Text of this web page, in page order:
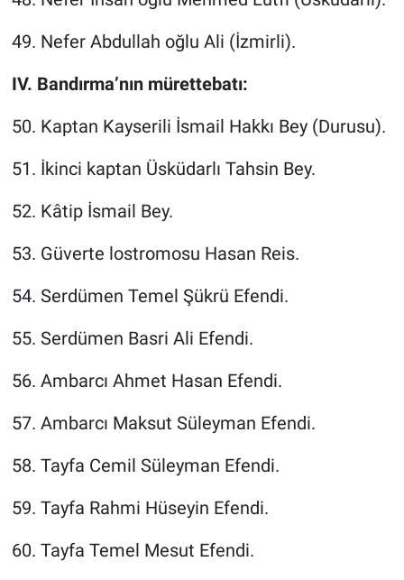
49. Nefer Abdullah oğlu Ali (İzmirli).
IV. Bandırma’nın mürettebatı:
50. Kaptan Kayserili İsmail Hakkı Bey (Durusu).
51. İkinci kaptan Üsküdarlı Tahsin Bey.
52. Kâtip İsmail Bey.
53. Güverte lostromosu Hasan Reis.
54. Serdümen Temel Şükrü Efendi.
55. Serdümen Basri Ali Efendi.
56. Ambarcı Ahmet Hasan Efendi.
57. Ambarcı Maksut Süleyman Efendi.
58. Tayfa Cemil Süleyman Efendi.
59. Tayfa Rahmi Hüseyin Efendi.
60. Tayfa Temel Mesut Efendi.